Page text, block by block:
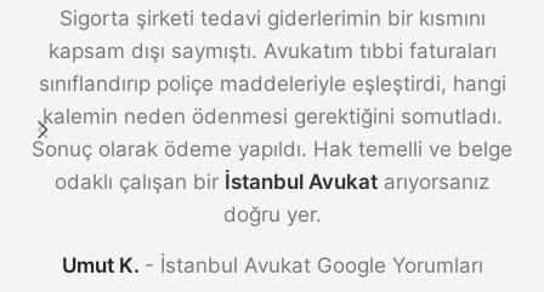
Sigorta şirketi tedavi giderlerimin bir kısmını
kapsam dışı saymıştı. Avukatım tıbbi faturaları
sınıflandırıp poliçe maddeleriyle eşleştirdi, hangi
kalemin neden ödenmesi gerektiğini somutladı.
Sonuç olarak ödeme yapıldı. Hak temelli ve belge
odaklı çalışan bir İstanbul Avukat arıyorsanız
doğru yer.
Umut K. İstanbul Avukat Google Yorumları